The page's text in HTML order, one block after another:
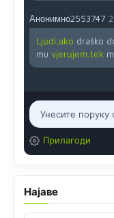
Анонимно2553747
Ljudi.ako draško
mu vjerujem.tek
Прилагоди
Најаве